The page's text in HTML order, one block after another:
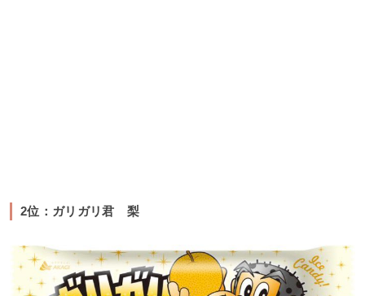
2位：ガリガリ君 梨